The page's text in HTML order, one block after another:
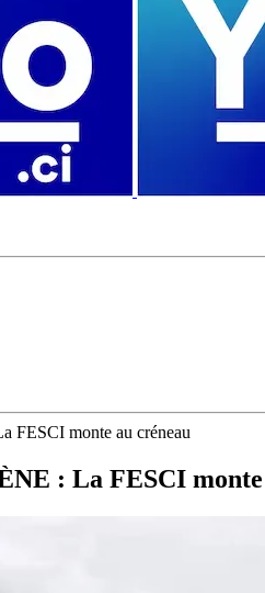
FESCI monte au créneau
: La FESCI